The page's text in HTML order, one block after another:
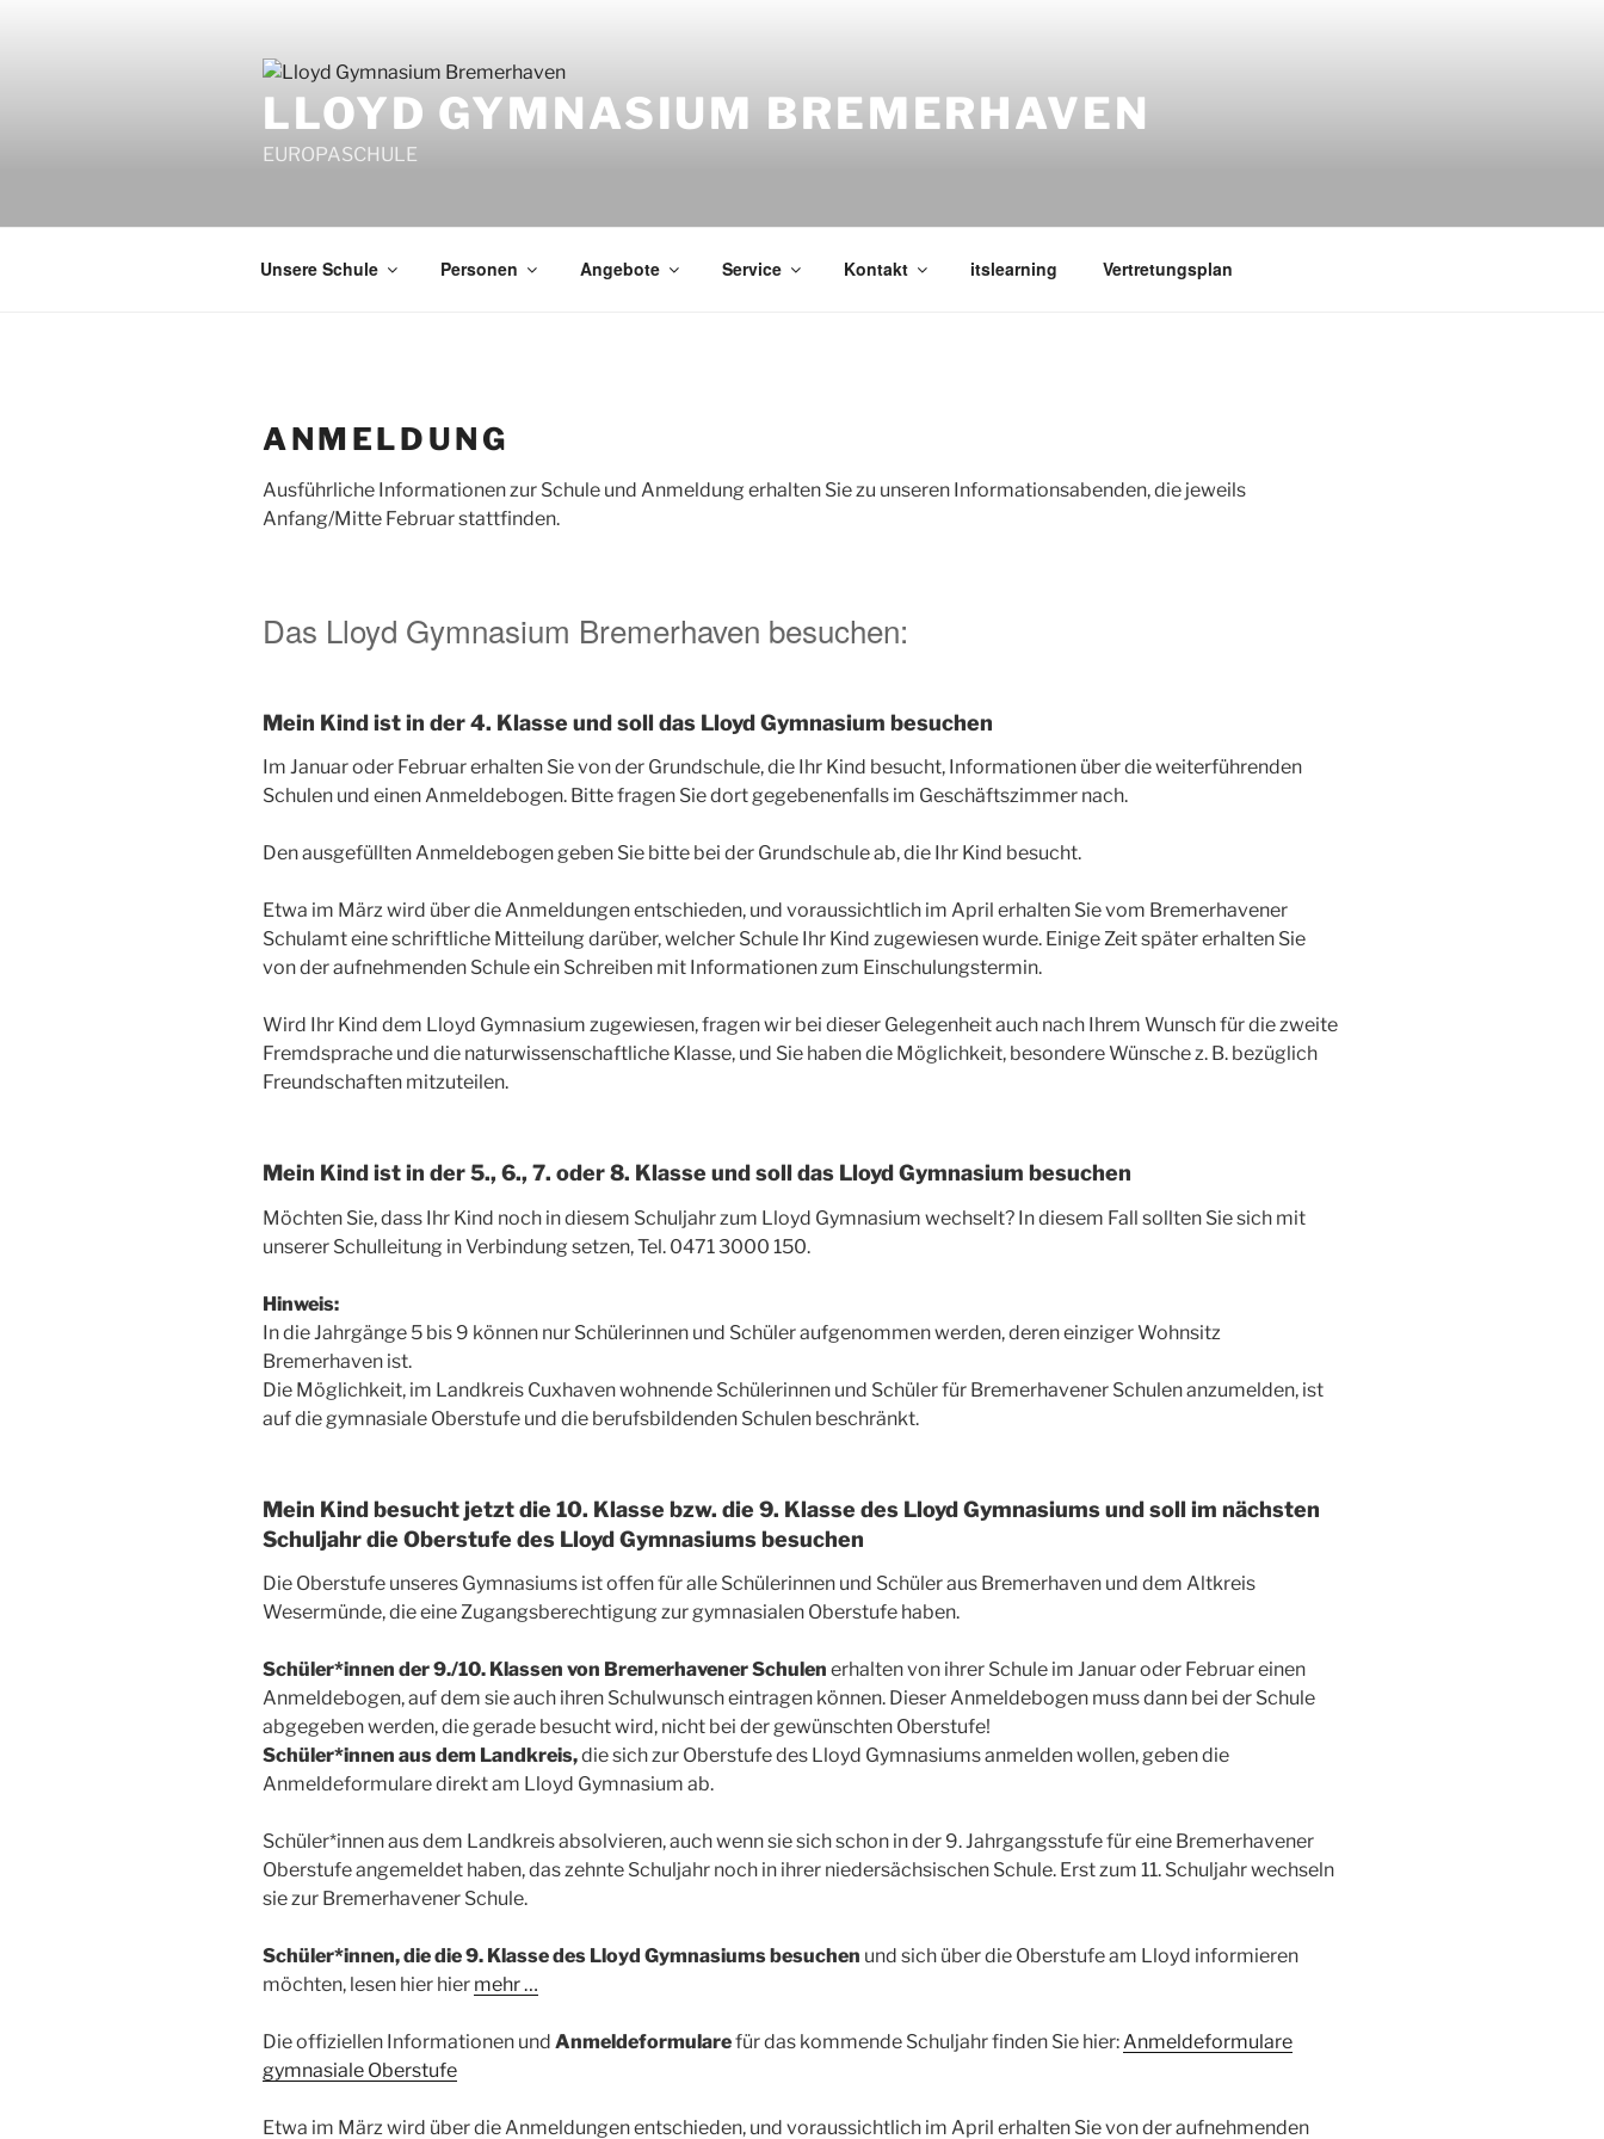
LLOYD GYMNASIUM BREMERHAVEN
EUROPASCHULE
Unsere Schule Personen Angebote Service Kontakt itslearning Vertretungsplan
ANMELDUNG
Ausführliche Informationen zur Schule und Anmeldung erhalten Sie zu unseren Informationsabenden, die jeweils
Anfang/Mitte Februar stattfinden.
Das Lloyd Gymnasium Bremerhaven besuchen:
Mein Kind ist in der 4. Klasse und soll das Lloyd Gymnasium besuchen
Im Januar oder Februar erhalten Sie von der Grundschule, die Ihr Kind besucht, Informationen über die weiterführenden
Schulen und einen Anmeldebogen. Bitte fragen Sie dort gegebenenfalls im Geschäftszimmer nach.
Den ausgefüllten Anmeldebogen geben Sie bitte bei der Grundschule ab, die Ihr Kind besucht.
Etwa im März wird über die Anmeldungen entschieden, und voraussichtlich im April erhalten Sie vom Bremerhavener
Schulamt eine schriftliche Mitteilung darüber, welcher Schule Ihr Kind zugewiesen wurde. Einige Zeit später erhalten Sie
von der aufnehmenden Schule ein Schreiben mit Informationen zum Einschulungstermin.
Wird Ihr Kind dem Lloyd Gymnasium zugewiesen, fragen wir bei dieser Gelegenheit auch nach Ihrem Wunsch für die zweite
Fremdsprache und die naturwissenschaftliche Klasse, und Sie haben die Möglichkeit, besondere Wünsche z. B. bezüglich
Freundschaften mitzuteilen.
Mein Kind ist in der 5., 6., 7. oder 8. Klasse und soll das Lloyd Gymnasium besuchen
Möchten Sie, dass Ihr Kind noch in diesem Schuljahr zum Lloyd Gymnasium wechselt? In diesem Fall sollten Sie sich mit
unserer Schulleitung in Verbindung setzen, Tel. 0471 3000 150.
Hinweis:
In die Jahrgänge 5 bis 9 können nur Schülerinnen und Schüler aufgenommen werden, deren einziger Wohnsitz
Bremerhaven ist.
Die Möglichkeit, im Landkreis Cuxhaven wohnende Schülerinnen und Schüler für Bremerhavener Schulen anzumelden, ist
auf die gymnasiale Oberstufe und die berufsbildenden Schulen beschränkt.
Mein Kind besucht jetzt die 10. Klasse bzw. die 9. Klasse des Lloyd Gymnasiums und soll im nächsten
Schuljahr die Oberstufe des Lloyd Gymnasiums besuchen
Die Oberstufe unseres Gymnasiums ist offen für alle Schülerinnen und Schüler aus Bremerhaven und dem Altkreis
Wesermünde, die eine Zugangsberechtigung zur gymnasialen Oberstufe haben.
Schüler*innen der 9./10. Klassen von Bremerhavener Schulen erhalten von ihrer Schule im Januar oder Februar einen
Anmeldebogen, auf dem sie auch ihren Schulwunsch eintragen können. Dieser Anmeldebogen muss dann bei der Schule
abgegeben werden, die gerade besucht wird, nicht bei der gewünschten Oberstufe!
Schüler*innen aus dem Landkreis,die sich zur Oberstufe des Lloyd Gymnasiums anmelden wollen, geben die
Anmeldeformulare direkt am Lloyd Gymnasium ab.
Schüler*innen aus dem Landkreis absolvieren, auch wenn sie sich schon in der 9. Jahrgangsstufe für eine Bremerhavener
Oberstufe angemeldet haben, das zehnte Schuljahr noch in ihrer niedersächsischen Schule. Erst zum 11. Schuljahr wechseln
sie zur Bremerhavener Schule.
Schüler*innen, die die 9. Klasse des Lloyd Gymnasiums besuchen und sich über die Oberstufe am Lloyd informieren
möchten, lesen hier hier mehr …
Die offiziellen Informationen und Anmeldeformularefür das kommende Schuljahr finden Sie hier:Anmeldeformulare
gymnasiale Oberstufe
Etwa im März wird über die Anmeldungen entschieden, und voraussichtlich im April erhalten Sie von der aufnehmenden